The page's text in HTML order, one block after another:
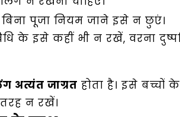
बिना पूजा नियम जाने इसे न छुएं।
के इसे कहीं भी न रखें, वरना
अत्यंत जाग्रत होता है। इसे
न रखें।